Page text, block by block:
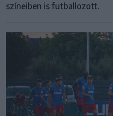
színeiben is futballozott.